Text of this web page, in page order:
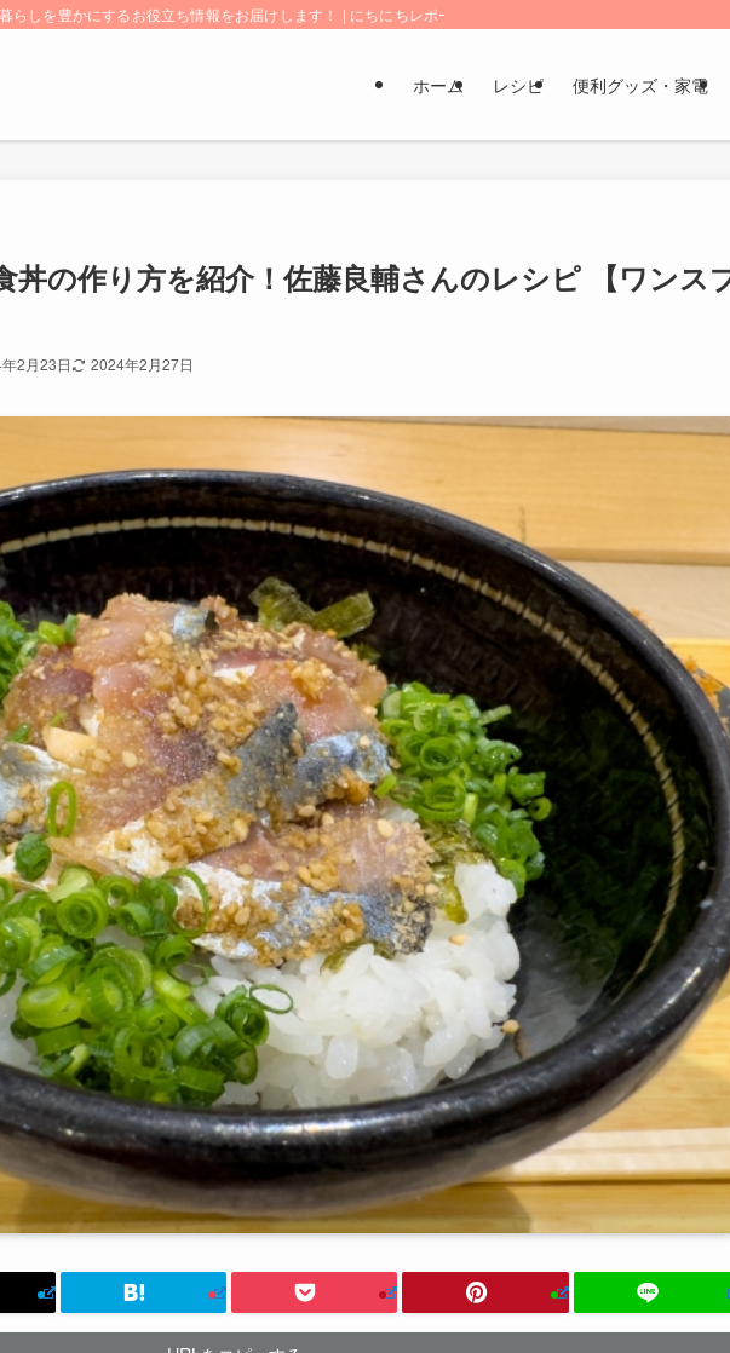
らしを豊かにするお役立ち情報をお届けします！ | にちにちレポート
ホーム レシピ 便利グッズ・家電
丼の作り方を紹介！佐藤良輔さんのレシピ 【ワンス
2月23日 2024年2月27日